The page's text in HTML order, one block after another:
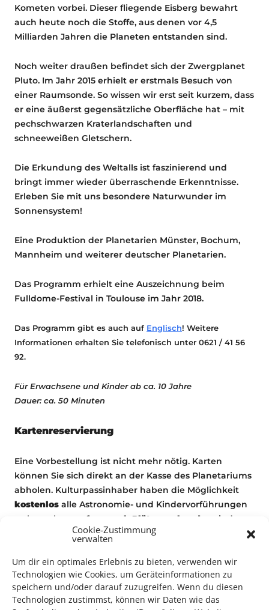
Cookie-Zustimmung
verwalten
Um dir ein optimales Erlebnis zu bieten, verwenden wir
Technologien wie Cookies, um Geräteinformationen zu
speichern und/oder darauf zuzugreifen. Wenn du diesen
Technologien zustimmst, können wir Daten wie das
Kometen vorbei. Dieser fliegende Eisberg bewahrt
auch heute noch die Stoffe, aus denen vor 4,5
Milliarden Jahren die Planeten entstanden sind.
Noch weiter draußen befindet sich der Zwergplanet
Pluto. Im Jahr 2015 erhielt er erstmals Besuch von
einer Raumsonde. So wissen wir erst seit kurzem, dass
er eine äußerst gegensätzliche Oberfläche hat – mit
pechschwarzen Kraterlandschaften und
schneeweißen Gletschern.
Die Erkundung des Weltalls ist faszinierend und
bringt immer wieder überraschende Erkenntnisse.
Erleben Sie mit uns besondere Naturwunder im
Sonnensystem!
Eine Produktion der Planetarien Münster, Bochum,
Mannheim und weiterer deutscher Planetarien.
Das Programm erhielt eine Auszeichnung beim
Fulldome-Festival in Toulouse im Jahr 2018.
Das Programm gibt es auch auf Englisch! Weitere
Informationen erhalten Sie telefonisch unter 0621 / 41 56
92.
Für Erwachsene und Kinder ab ca. 10 Jahre
Dauer: ca. 50 Minuten
Kartenreservierung
Eine Vorbestellung ist nicht mehr nötig. Karten
können Sie sich direkt an der Kasse des Planetariums
abholen. Kulturpassinhaber haben die Möglichkeit
kostenlos alle Astronomie- und Kindervorführungen
zu besuchen
so fern noch Plätze vorhanden
sind.
Sonderveranstaltungen sind von dem kostenlosen
Planetarium